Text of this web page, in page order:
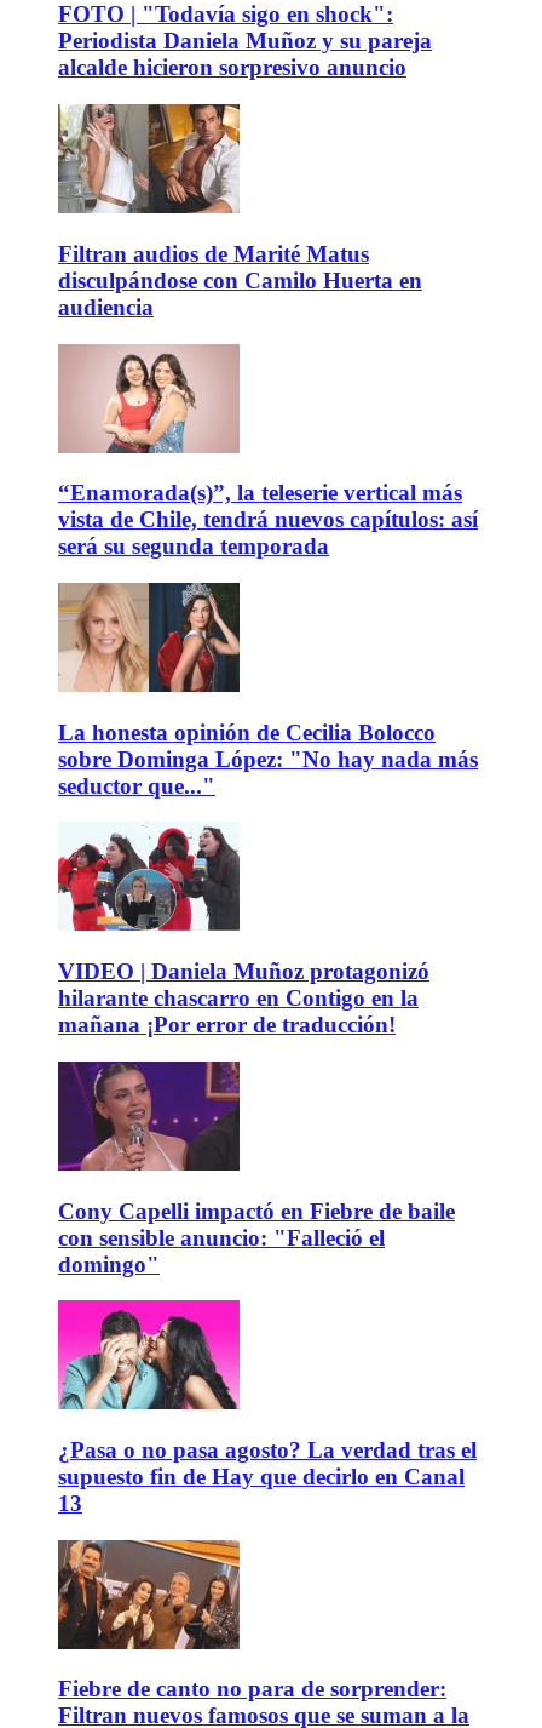
FOTO | "Todavía sigo en shock":
Periodista Daniela Muñoz y su pareja
alcalde hicieron sorpresivo anuncio
Filtran audios de Marité Matus
disculpándose con Camilo Huerta en
audiencia
“Enamorada(s)”, la teleserie vertical más
vista de Chile, tendrá nuevos capítulos: así
será su segunda temporada
La honesta opinión de Cecilia Bolocco
sobre Dominga López: "No hay nada más
seductor que..."
VIDEO | Daniela Muñoz protagonizó
hilarante chascarro en Contigo en la
mañana ¡Por error de traducción!
Cony Capelli impactó en Fiebre de baile
con sensible anuncio: "Falleció el
domingo"
¿Pasa o no pasa agosto? La verdad tras el
supuesto fin de Hay que decirlo en Canal
13
Fiebre de canto no para de sorprender:
Filtran nuevos famosos que se suman a la